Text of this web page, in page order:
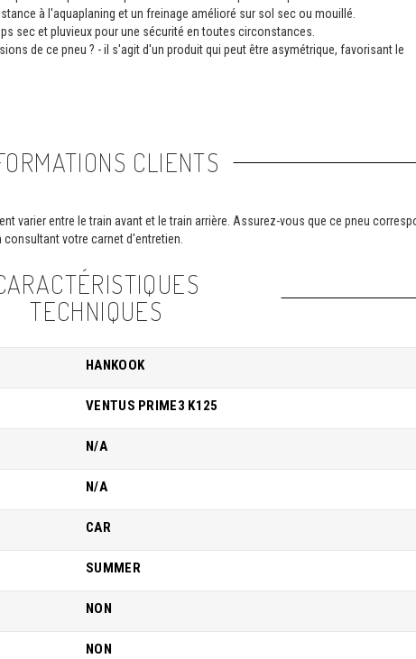
à l'aquaplaning et un freinage amélioré sur sol sec ou mouillé.
sec et pluvieux pour une sécurité en toutes circonstances.
de ce pneu ? - il s'agit d'un produit qui peut être asymétrique, favorisant le
CLIENTS
varier entre le train avant et le train arrière. Assurez-vous que ce pneu
consultant votre carnet d'entretien.
TECHNIQUES
HANKOOK
VENTUS PRIME3 K125
N/A
N/A
CAR
SUMMER
NON
NON